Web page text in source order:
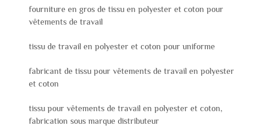
fourniture en gros de tissu en polyester et coton pour
vêtements de travail
tissu de travail en polyester et coton pour uniforme
fabricant de tissu pour vêtements de travail en polyester
et coton
tissu pour vêtements de travail en polyester et coton,
fabrication sous marque distributeur